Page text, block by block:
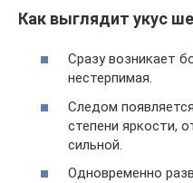
Как выглядит укус
Сразу возникает
нестерпимая.
Следом
степени яркости,
сильной.
Одновременно